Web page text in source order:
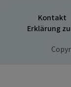
Kontakt
Erklärung